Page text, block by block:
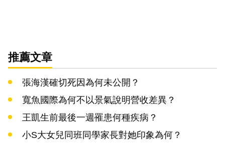
推薦文章
張海漢確切死因為何未公開？
寬魚國際為何不以景氣說明營收差異？
王凱生前最後一週罹患何種疾病？
小S大女兒同班同學家長對她印象為何？